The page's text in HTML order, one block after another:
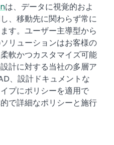
は、データに視覚的およ
、移動先に関わらず常に
す。ユーザー主導型から
リューションはお客様の
軟かつカスタマイズ可能
計に対する当社の多層ア
、設計ドキュメントな
プにポリシーを適用で
で詳細なポリシーと施行